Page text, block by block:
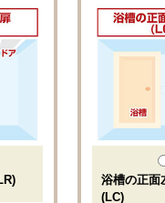
浴槽の正面
(LC)